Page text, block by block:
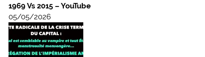
1969 Vs 2015 – YouTube
05/05/2026